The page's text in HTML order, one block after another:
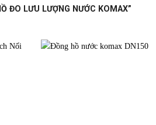
ĐO LƯU LƯỢNG NƯỚC KOMAX”